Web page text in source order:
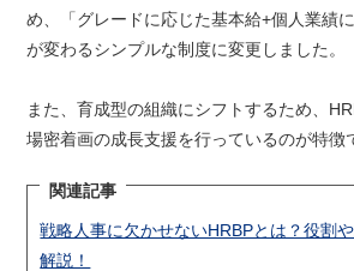
め、「グレードに応じた基本給+個人業績
が変わるシンプルな制度に変更しました。
また、育成型の組織にシフトするため、
場密着画の成長支援を行っているのが特徴
関連記事
戦略人事に欠かせないHRBPとは？役割
解説！